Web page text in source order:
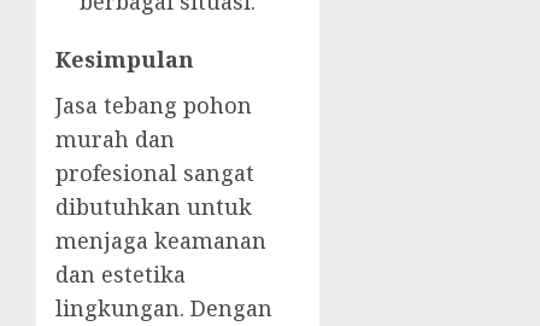
Kesimpulan
Jasa tebang pohon
murah dan
profesional sangat
dibutuhkan untuk
menjaga keamanan
dan estetika
lingkungan. Dengan